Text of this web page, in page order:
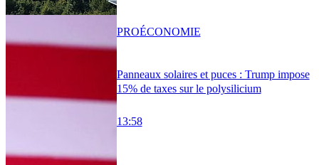
Panneaux solaires et puces : Trump impose
15% de taxes sur le polysilicium
13:58
PROÉCONOMIE